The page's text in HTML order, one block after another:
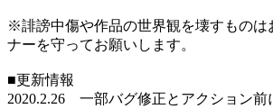
※誹謗中傷や作品の世界観を壊すものは
ナーを守ってお願いします。
■更新情報
2020.2.26 一部バグ修正とアクション前